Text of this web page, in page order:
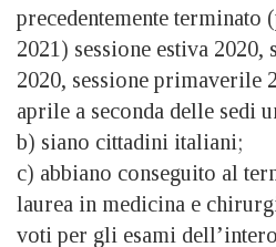
precedentemente terminato
2021) sessione estiva 2020,
2020, sessione primaverile
aprile a seconda delle sedi
b) siano cittadini italiani;
c) abbiano conseguito al
laurea in medicina e
voti per gli esami